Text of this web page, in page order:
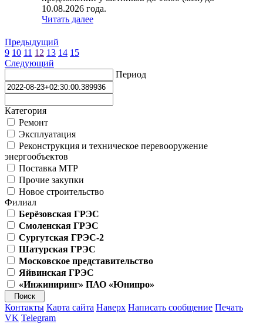
10.08.2026 года.
Читать далее
Предыдущий
9 10 11 12 13 14 15
Следующий
Период
Категория
Ремонт
Эксплуатация
Реконструкция и техническое перевооружение
энергообъектов
Поставка МТР
Прочие закупки
Новое строительство
Филиал
Берёзовская ГРЭС
Смоленская ГРЭС
Сургутская ГРЭС-2
Шатурская ГРЭС
Московское представительство
Яйвинская ГРЭС
«Инжиниринг» ПАО «Юнипро»
Контакты Карта сайта Наверх Написать сообщение Печать
VK Telegram